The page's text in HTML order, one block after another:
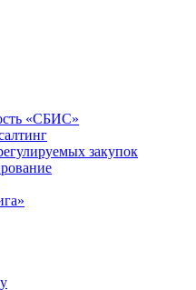
«СБИС»
закупок